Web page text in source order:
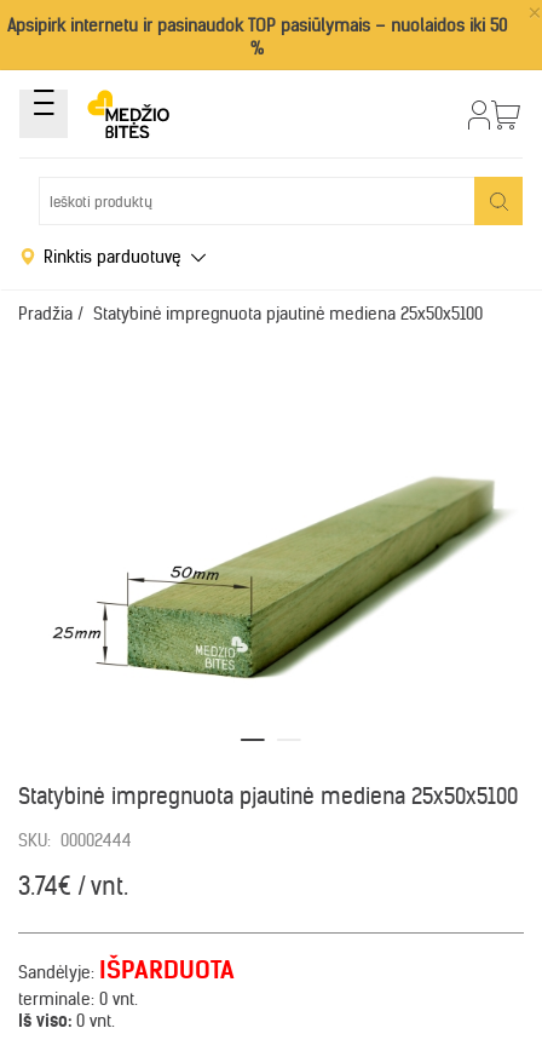
×
Apsipirk internetu ir pasinaudok TOP pasiūlymais – nuolaidos iki 50
%
Rinktis parduotuvę
Pradžia / Statybinė impregnuota pjautinė mediena 25x50x5100
Statybinė impregnuota pjautinė mediena 25x50x5100
SKU: 00002444
3.74€ / vnt.
Sandėlyje: IŠPARDUOTA
terminale: 0 vnt.
Iš viso: 0 vnt.